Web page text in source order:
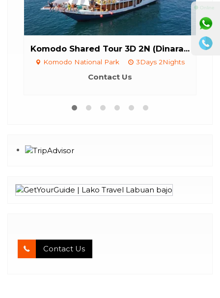
Shared Tour 3D 2N (Dinara...
Komodo National Park 3Days 2Nights
Contact Us
4 Days / 3
Contact Us
⚫ Online